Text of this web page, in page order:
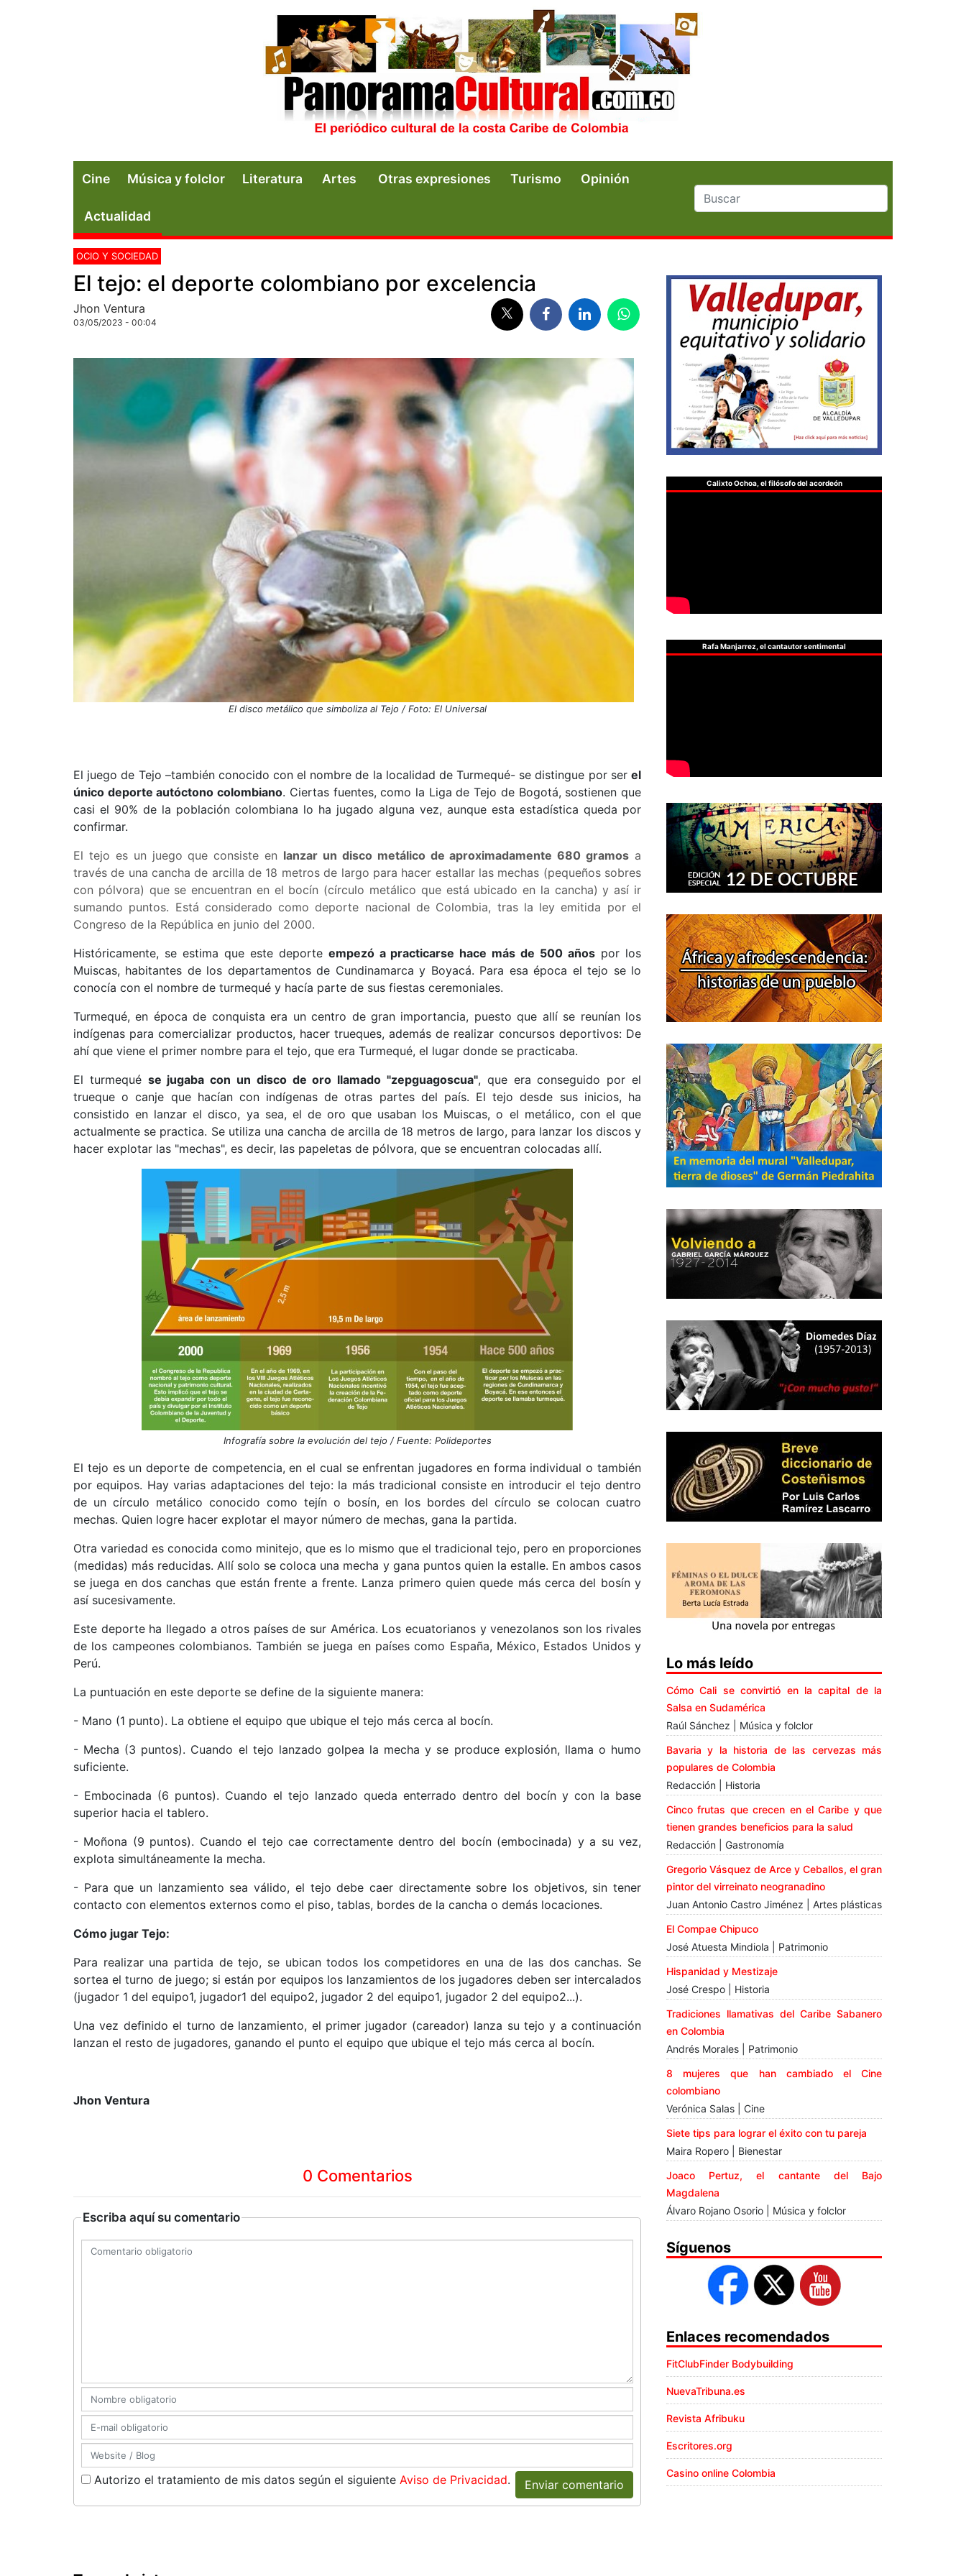
Cine Música y folclor Literatura Artes Otras expresiones Turismo Opinión
Actualidad
OCIO Y SOCIEDAD
El tejo: el deporte colombiano por excelencia
Jhon Ventura
03/05/2023 - 00:04
El disco metálico que simboliza al Tejo / Foto: El Universal
El juego de Tejo –también conocido con el nombre de la localidad de Turmequé- se distingue por ser el
único deporte autóctono colombiano. Ciertas fuentes, como la Liga de Tejo de Bogotá, sostienen que
casi el 90% de la población colombiana lo ha jugado alguna vez, aunque esta estadística queda por
confirmar.
El tejo es un juego que consiste en lanzar un disco metálico de aproximadamente 680 gramos a
través de una cancha de arcilla de 18 metros de largo para hacer estallar las mechas (pequeños sobres
con pólvora) que se encuentran en el bocín (círculo metálico que está ubicado en la cancha) y así ir
sumando puntos. Está considerado como deporte nacional de Colombia, tras la ley emitida por el
Congreso de la República en junio del 2000.
Históricamente, se estima que este deporte empezó a practicarse hace más de 500 años por los
Muiscas, habitantes de los departamentos de Cundinamarca y Boyacá. Para esa época el tejo se lo
conocía con el nombre de turmequé y hacía parte de sus fiestas ceremoniales.
Turmequé, en época de conquista era un centro de gran importancia, puesto que allí se reunían los
indígenas para comercializar productos, hacer trueques, además de realizar concursos deportivos: De
ahí que viene el primer nombre para el tejo, que era Turmequé, el lugar donde se practicaba.
El turmequé se jugaba con un disco de oro llamado "zepguagoscua", que era conseguido por el
trueque o canje que hacían con indígenas de otras partes del país. El tejo desde sus inicios, ha
consistido en lanzar el disco, ya sea, el de oro que usaban los Muiscas, o el metálico, con el que
actualmente se practica. Se utiliza una cancha de arcilla de 18 metros de largo, para lanzar los discos y
hacer explotar las "mechas", es decir, las papeletas de pólvora, que se encuentran colocadas allí.
Infografía sobre la evolución del tejo / Fuente: Polideportes
El tejo es un deporte de competencia, en el cual se enfrentan jugadores en forma individual o también
por equipos. Hay varias adaptaciones del tejo: la más tradicional consiste en introducir el tejo dentro
de un círculo metálico conocido como tejín o bosín, en los bordes del círculo se colocan cuatro
mechas. Quien logre hacer explotar el mayor número de mechas, gana la partida.
Otra variedad es conocida como minitejo, que es lo mismo que el tradicional tejo, pero en proporciones
(medidas) más reducidas. Allí solo se coloca una mecha y gana puntos quien la estalle. En ambos casos
se juega en dos canchas que están frente a frente. Lanza primero quien quede más cerca del bosín y
así sucesivamente.
Este deporte ha llegado a otros países de sur América. Los ecuatorianos y venezolanos son los rivales
de los campeones colombianos. También se juega en países como España, México, Estados Unidos y
Perú.
La puntuación en este deporte se define de la siguiente manera:
- Mano (1 punto). La obtiene el equipo que ubique el tejo más cerca al bocín.
- Mecha (3 puntos). Cuando el tejo lanzado golpea la mecha y se produce explosión, llama o humo
suficiente.
- Embocinada (6 puntos). Cuando el tejo lanzado queda enterrado dentro del bocín y con la base
superior hacia el tablero.
- Moñona (9 puntos). Cuando el tejo cae correctamente dentro del bocín (embocinada) y a su vez,
explota simultáneamente la mecha.
- Para que un lanzamiento sea válido, el tejo debe caer directamente sobre los objetivos, sin tener
contacto con elementos externos como el piso, tablas, bordes de la cancha o demás locaciones.
Cómo jugar Tejo:
Para realizar una partida de tejo, se ubican todos los competidores en una de las dos canchas. Se
sortea el turno de juego; si están por equipos los lanzamientos de los jugadores deben ser intercalados
(jugador 1 del equipo1, jugador1 del equipo2, jugador 2 del equipo1, jugador 2 del equipo2...).
Una vez definido el turno de lanzamiento, el primer jugador (careador) lanza su tejo y a continuación
lanzan el resto de jugadores, ganando el punto el equipo que ubique el tejo más cerca al bocín.
Jhon Ventura
0 Comentarios
Escriba aquí su comentario
Autorizo el tratamiento de mis datos según el siguiente Aviso de Privacidad. Enviar comentario
Calixto Ochoa, el filósofo del acordeón
Rafa Manjarrez, el cantautor sentimental
Lo más leído
Cómo Cali se convirtió en la capital de la
Salsa en Sudamérica
Raúl Sánchez | Música y folclor
Bavaria y la historia de las cervezas más
populares de Colombia
Redacción | Historia
Cinco frutas que crecen en el Caribe y que
tienen grandes beneficios para la salud
Redacción | Gastronomía
Gregorio Vásquez de Arce y Ceballos, el gran
pintor del virreinato neogranadino
Juan Antonio Castro Jiménez | Artes plásticas
El Compae Chipuco
José Atuesta Mindiola | Patrimonio
Hispanidad y Mestizaje
José Crespo | Historia
Tradiciones llamativas del Caribe Sabanero
en Colombia
Andrés Morales | Patrimonio
8 mujeres que han cambiado el Cine
colombiano
Verónica Salas | Cine
Siete tips para lograr el éxito con tu pareja
Maira Ropero | Bienestar
Joaco Pertuz, el cantante del Bajo
Magdalena
Álvaro Rojano Osorio | Música y folclor
Síguenos
Enlaces recomendados
FitClubFinder Bodybuilding
NuevaTribuna.es
Revista Afribuku
Escritores.org
Casino online Colombia